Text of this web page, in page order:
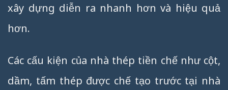
xây dựng diễn ra nhanh hơn và hiệu quả
hơn.
Các cấu kiện của nhà thép tiền chế như cột,
dầm, tấm thép được chế tạo trước tại nhà